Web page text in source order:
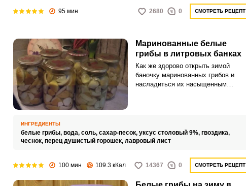
95 мин 2680 0 СМОТРЕТЬ РЕЦЕПТ
Маринованные белые
грибы в литровых банках
Как же здорово открыть зимой
баночку маринованных грибов и
насладиться их насыщенным
Такая грибная закуска расходится
очень быстро, потому лучше ее
практично это делать в литровых
банках.
ИНГРЕДИЕНТЫ
белые грибы, вода, соль, сахар-песок, уксус столовый 9%, гвоздика,
чеснок, перец душистый горошек, лавровый лист
100 мин 109.3 кКал 14367 0 СМОТРЕТЬ РЕЦЕПТ